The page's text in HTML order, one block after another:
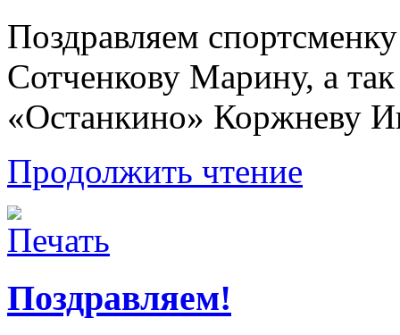
Поздравляем
Сотченкову Марину, а
«Останкино» Коржневу
Продолжить чтение
Поздравляем!